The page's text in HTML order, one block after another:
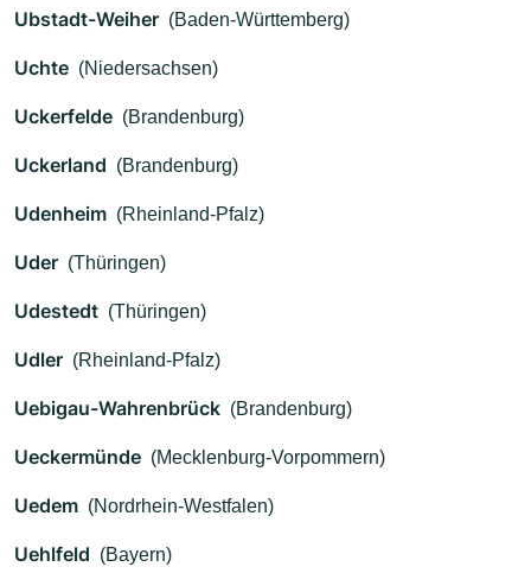
Ubstadt-Weiher (Baden-Württemberg)
Uchte (Niedersachsen)
Uckerfelde (Brandenburg)
Uckerland (Brandenburg)
Udenheim (Rheinland-Pfalz)
Uder (Thüringen)
Udestedt (Thüringen)
Udler (Rheinland-Pfalz)
Uebigau-Wahrenbrück (Brandenburg)
Ueckermünde (Mecklenburg-Vorpommern)
Uedem (Nordrhein-Westfalen)
Uehlfeld (Bayern)